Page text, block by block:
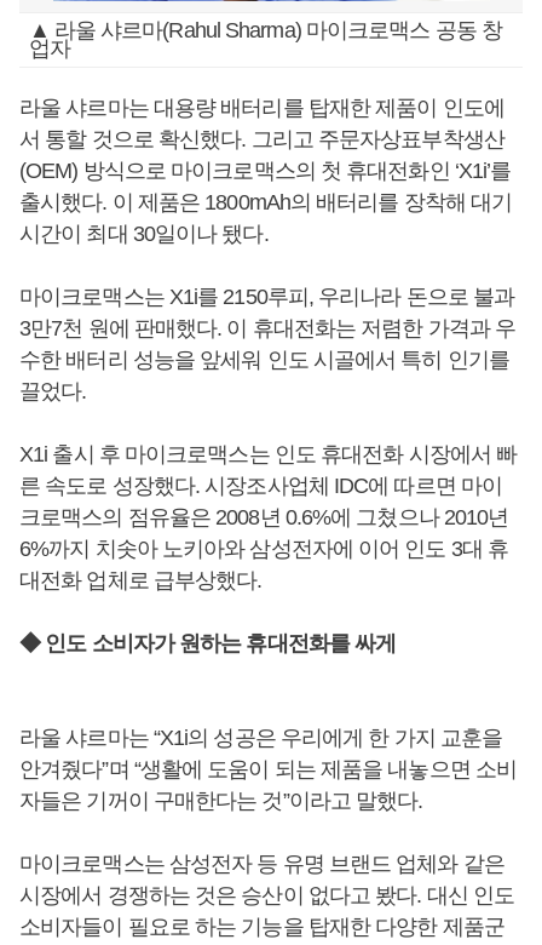
▲ 라울 샤르마(Rahul Sharma) 마이크로맥스 공동 창
업자
라울 샤르마는 대용량 배터리를 탑재한 제품이 인도에
서 통할 것으로 확신했다. 그리고 주문자상표부착생산
(OEM) 방식으로 마이크로맥스의 첫 휴대전화인 ‘X1i’를
출시했다. 이 제품은 1800mAh의 배터리를 장착해 대기
시간이 최대 30일이나 됐다.
마이크로맥스는 X1i를 2150루피, 우리나라 돈으로 불과
3만7천 원에 판매했다. 이 휴대전화는 저렴한 가격과 우
수한 배터리 성능을 앞세워 인도 시골에서 특히 인기를
끌었다.
X1i 출시 후 마이크로맥스는 인도 휴대전화 시장에서 빠
른 속도로 성장했다. 시장조사업체 IDC에 따르면 마이
크로맥스의 점유율은 2008년 0.6%에 그쳤으나 2010년
6%까지 치솟아 노키아와 삼성전자에 이어 인도 3대 휴
대전화 업체로 급부상했다.
◆ 인도 소비자가 원하는 휴대전화를 싸게
라울 샤르마는 “X1i의 성공은 우리에게 한 가지 교훈을
안겨줬다”며 “생활에 도움이 되는 제품을 내놓으면 소비
자들은 기꺼이 구매한다는 것”이라고 말했다.
마이크로맥스는 삼성전자 등 유명 브랜드 업체와 같은
시장에서 경쟁하는 것은 승산이 없다고 봤다. 대신 인도
소비자들이 필요로 하는 기능을 탑재한 다양한 제품군